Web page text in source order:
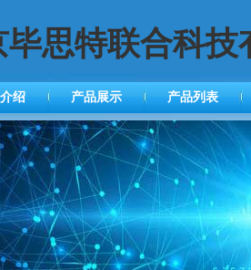
毕思特联合科技
绍 产品展示 产品列表